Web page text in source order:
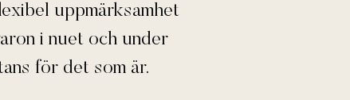
uppmärksamhet
i nuet och under
för det som är.